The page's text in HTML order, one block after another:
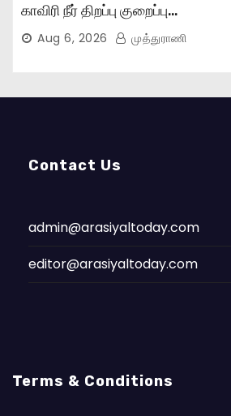
காவிரி நீர் திறப்பு குறைப்பு…
Aug 6, 2026 முத்துராணி
Contact Us
admin@arasiyaltoday.com
editor@arasiyaltoday.com
Terms & Conditions